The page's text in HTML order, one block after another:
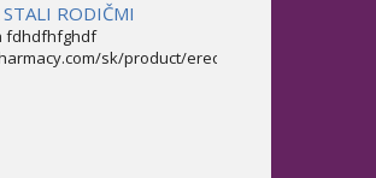
RODIČMI
fdhdfhfghdf
sk/product/erectofil-